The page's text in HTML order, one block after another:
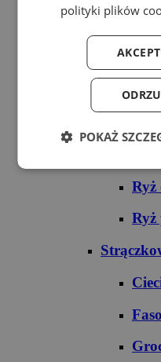
Ryż
Ryż
Ryż
Ryż
polityki plików
POKAŻ